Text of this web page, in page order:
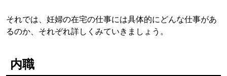
それでは、妊婦の在宅の仕事には具体的にどんな仕事があ
るのか、それぞれ詳しくみていきましょう。
内職